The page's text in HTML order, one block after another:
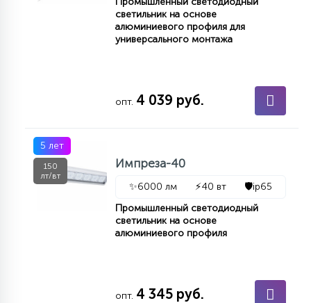
светильник на основе
алюминиевого профиля для
универсального монтажа
опт. 4 039 руб.
5 лет
150
лт/вт
Импреза-40
✨6000 лм ⚡40 вт 🛡️ip65
Промышленный светодиодный
светильник на основе
алюминиевого профиля
опт. 4 345 руб.